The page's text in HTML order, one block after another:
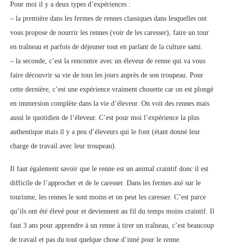
Pour moi il y a deux types d’expériences :
– la première dans les fermes de rennes classiques dans lesquelles ont
vous propose de nourrir les rennes (voir de les caresser), faire un tour
en traîneau et parfois de déjeuner tout en parlant de la culture sami.
– la seconde, c’est la rencontre avec un éleveur de renne qui va vous
faire découvrir sa vie de tous les jours auprès de son troupeau. Pour
cette dernière, c’est une expérience vraiment chouette car on est plongé
en immersion complète dans la vie d’éleveur. On voit des rennes mais
aussi le quotidien de l’éleveur. C’est pour moi l’expérience la plus
authentique mais il y a peu d’éleveurs qui le font (étant donné leur
charge de travail avec leur troupeau).
Il faut également savoir que le renne est un animal craintif donc il est
difficile de l’approcher et de le caresser. Dans les fermes axé sur le
tourisme, les rennes le sont moins et on peut les caresser. C’est parce
qu’ils ont été élevé pour et deviennent au fil du temps moins craintif. Il
faut 3 ans pour apprendre à un renne à tirer un traîneau, c’est beaucoup
de travail et pas du tout quelque chose d’inné pour le renne.